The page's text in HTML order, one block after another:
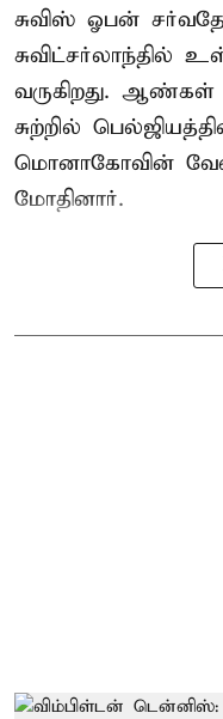
சுவிஸ் ஓபன்
சுவிட்சர்லாந்தில்
வருகிறது. ஆண்கள்
சுற்றில்
மொனாகோவின்
மோதினார்.